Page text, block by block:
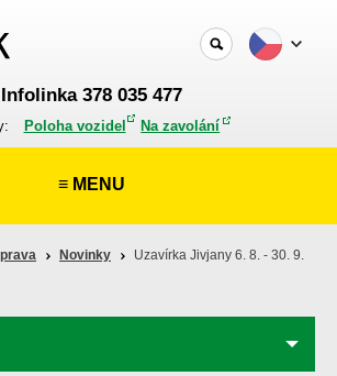
Infolinka 378 035 477
Poloha vozidel Na zavolání
≡ MENU
Novinky
Uzavírka Jivjany 6. 8. - 30. 9.